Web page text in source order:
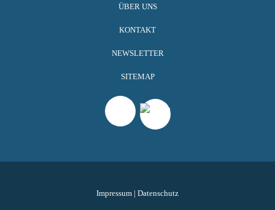
ÜBER UNS
KONTAKT
NEWSLETTER
SITEMAP
Impressum | Datenschutz